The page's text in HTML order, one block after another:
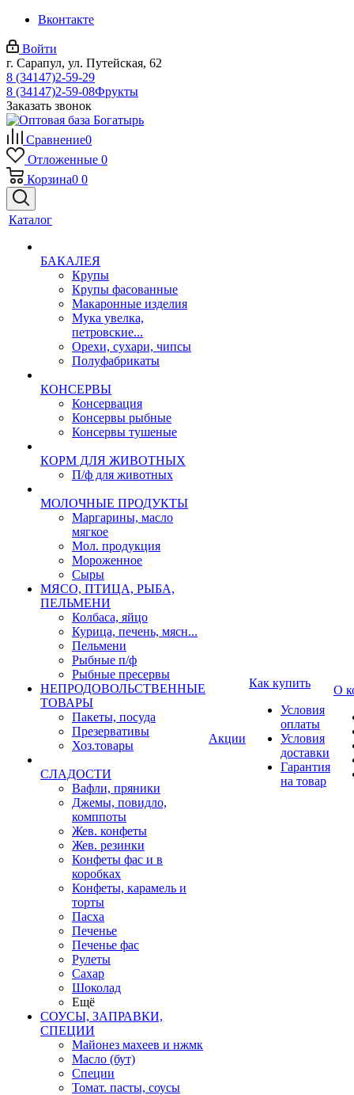
Вконтакте
Войти
г. Сарапул, ул. Путейская, 62
8 (34147)2-59-29
8 (34147)2-59-08Фрукты
Заказать звонок
Сравнение0
Отложенные 0
Корзина0 0
Каталог
БАКАЛЕЯ
Крупы
Крупы фасованные
Макаронные изделия
Мука увелка,
петровские...
Орехи, сухари, чипсы
Полуфабрикаты
КОНСЕРВЫ
Консервация
Консервы рыбные
Консервы тушеные
КОРМ ДЛЯ ЖИВОТНЫХ
П/ф для животных
МОЛОЧНЫЕ ПРОДУКТЫ
Маргарины, масло
мягкое
Мол. продукция
Мороженное
Сыры
МЯСО, ПТИЦА, РЫБА,
ПЕЛЬМЕНИ
Колбаса, яйцо
Курица, печень, мясн...
Пельмени
Рыбные п/ф
Рыбные пресервы
НЕПРОДОВОЛЬСТВЕННЫЕ
ТОВАРЫ
Пакеты, посуда
Презервативы
Хоз.товары
СЛАДОСТИ
Вафли, пряники
Джемы, повидло,
комппоты
Жев. конфеты
Жев. резинки
Конфеты фас и в
коробках
Конфеты, карамель и
торты
Пасха
Печенье
Печенье фас
Рулеты
Сахар
Шоколад
Ещё
СОУСЫ, ЗАПРАВКИ,
СПЕЦИИ
Майонез махеев и нжмк
Масло (бут)
Специи
Томат. пасты, соусы
Акции
Как купить
Условия
оплаты
Условия
доставки
Гарантия
на товар
О